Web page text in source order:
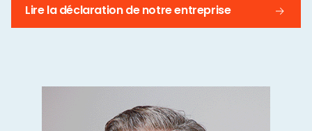
Lire la déclaration de notre entreprise